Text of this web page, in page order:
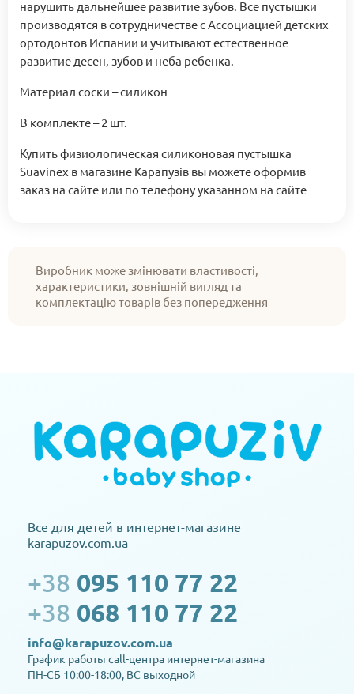
нарушить дальнейшее развитие зубов. Все пустышки
производятся в сотрудничестве с Ассоциацией детских
ортодонтов Испании и учитывают естественное
развитие десен, зубов и неба ребенка.
Материал соски – силикон
В комплекте – 2 шт.
Купить физиологическая силиконовая пустышка
Suavinex в магазине Карапузів вы можете оформив
заказ на сайте или по телефону указанном на сайте
Виробник може змінювати властивості,
характеристики, зовнішній вигляд та
комплектацію товарів без попередження
Все для детей в интернет-магазине
karapuzov.com.ua
+38 095 110 77 22
+38 068 110 77 22
info@karapuzov.com.ua
График работы call-центра интернет-магазина
ПН-СБ 10:00-18:00, ВС выходной